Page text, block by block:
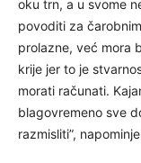
oku trn, a u svome
povoditi za
prolazne, već mora
krije jer to je
morati računati.
blagovremeno sve
razmisliti”,